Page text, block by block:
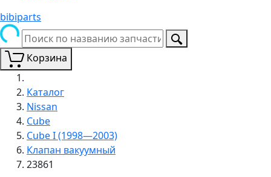
bibiparts
Корзина
Каталог
Nissan
Cube
Cube I (1998—2003)
Клапан вакуумный
23861